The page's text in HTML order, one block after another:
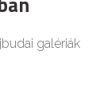
galériák